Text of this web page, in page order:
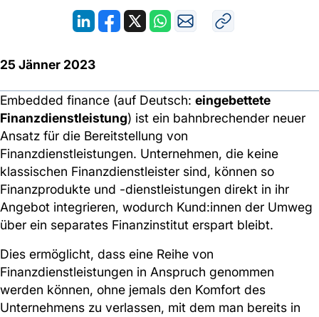
25 Jänner 2023
Embedded finance (auf Deutsch: eingebettete
Finanzdienstleistung) ist ein bahnbrechender neuer
Ansatz für die Bereitstellung von
Finanzdienstleistungen. Unternehmen, die keine
klassischen Finanzdienstleister sind, können so
Finanzprodukte und -dienstleistungen direkt in ihr
Angebot integrieren, wodurch Kund:innen der Umweg
über ein separates Finanzinstitut erspart bleibt.
Dies ermöglicht, dass eine Reihe von
Finanzdienstleistungen in Anspruch genommen
werden können, ohne jemals den Komfort des
Unternehmens zu verlassen, mit dem man bereits in